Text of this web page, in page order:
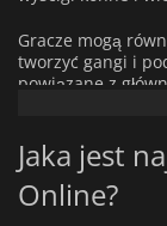
Gracze mogą
tworzyć gangi i
powiązane z
zawartość
swoją postać za
wyposażenia
Jaka jest
Online?